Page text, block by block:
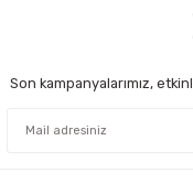
Son kampanyalarımız,